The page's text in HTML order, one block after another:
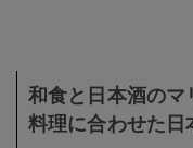
和食と日本酒のマ
料理に合わせた日